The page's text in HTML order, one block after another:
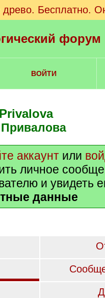
древо. Бесплатно.
ВОЙТИ
Привалова
аккаунт или
личное
и увидеть
данные